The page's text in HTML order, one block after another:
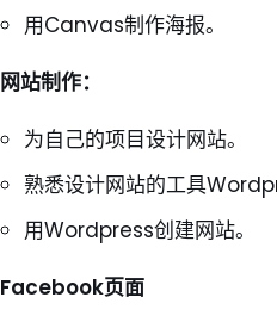
用Canvas制作海报。
网站制作：
为自己的项目设计网站。
熟悉设计网站的工具
用Wordpress创建网站。
Facebook页面